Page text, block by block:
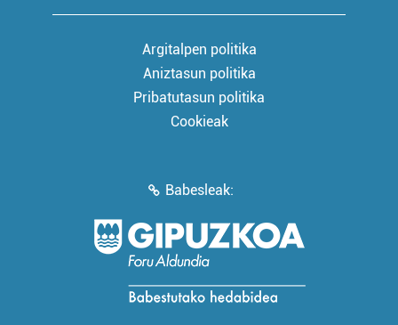
Argitalpen politika
Aniztasun politika
Pribatutasun politika
Cookieak
Babesleak: